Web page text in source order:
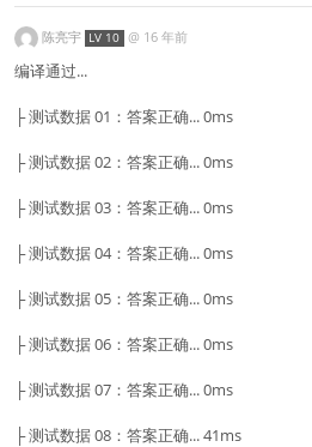
陈亮宇 LV 10 @ 16 年前
编译通过...
├ 测试数据 01：答案正确... 0ms
├ 测试数据 02：答案正确... 0ms
├ 测试数据 03：答案正确... 0ms
├ 测试数据 04：答案正确... 0ms
├ 测试数据 05：答案正确... 0ms
├ 测试数据 06：答案正确... 0ms
├ 测试数据 07：答案正确... 0ms
├ 测试数据 08：答案正确... 41ms